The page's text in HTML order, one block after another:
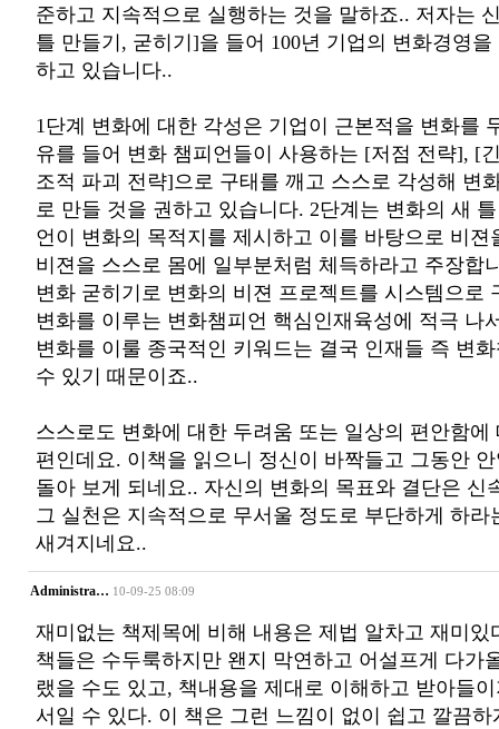
준하고 지속적으로 실행하는 것을 말하죠.. 저자는
틀 만들기, 굳히기]을 들어 100년 기업의 변화경영
하고 있습니다..
1단계 변화에 대한 각성은 기업이 근본적을 변화를
유를 들어 변화 챔피언들이 사용하는 [저점 전략], [
조적 파괴 전략]으로 구태를 깨고 스스로 각성해 변
로 만들 것을 권하고 있습니다. 2단계는 변화의 새
언이 변화의 목적지를 제시하고 이를 바탕으로 비젼
비젼을 스스로 몸에 일부분처럼 체득하라고 주장합
변화 굳히기로 변화의 비젼 프로젝트를 시스템으로
변화를 이루는 변화챔피언 핵심인재육성에 적극 나
변화를 이룰 종국적인 키워드는 결국 인재들 즉 변
수 있기 때문이죠..
스스로도 변화에 대한 두려움 또는 일상의 편안함에
편인데요. 이책을 읽으니 정신이 바짝들고 그동안
돌아 보게 되네요.. 자신의 변화의 목표와 결단은 신
그 실천은 지속적으로 무서울 정도로 부단하게 하라
새겨지네요..
Administra… 10-09-25 08:09
재미없는 책제목에 비해 내용은 제법 알차고 재미있
책들은 수두룩하지만 왠지 막연하고 어설프게 다가
랬을 수도 있고, 책내용을 제대로 이해하고 받아들
서일 수 있다. 이 책은 그런 느낌이 없이 쉽고 깔끔하